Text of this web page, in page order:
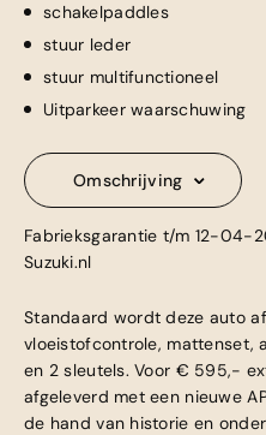
schakelpaddles
stuur leder
stuur multifunctioneel
Uitparkeer waarschuwing
Omschrijving
Fabrieksgarantie t/m 12-04-
Suzuki.nl
Standaard wordt deze auto
vloeistofcontrole, mattenset,
en 2 sleutels. Voor € 595,-
afgeleverd met een nieuwe
de hand van historie en